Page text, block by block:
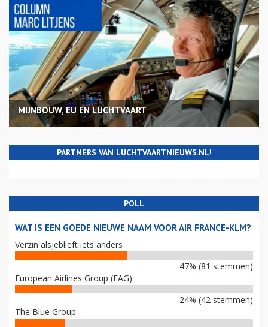
MIJNBOUW, EU EN LUCHTVAART
PARTNERS VAN LUCHTVAARTNIEUWS.NL!
POLL
WAT IS EEN GOEDE NIEUWE NAAM VOOR AIR FRANCE-KLM?
Verzin alsjeblieft iets anders
47% (81 stemmen)
European Airlines Group (EAG)
24% (42 stemmen)
The Blue Group